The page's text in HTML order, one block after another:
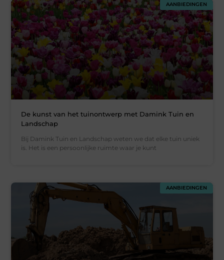
AANBIEDINGEN
De kunst van het tuinontwerp met Damink Tuin en
Landschap
Bij Damink Tuin en Landschap weten we dat elke tuin uniek
is. Het is een persoonlijke ruimte waar je kunt
AANBIEDINGEN